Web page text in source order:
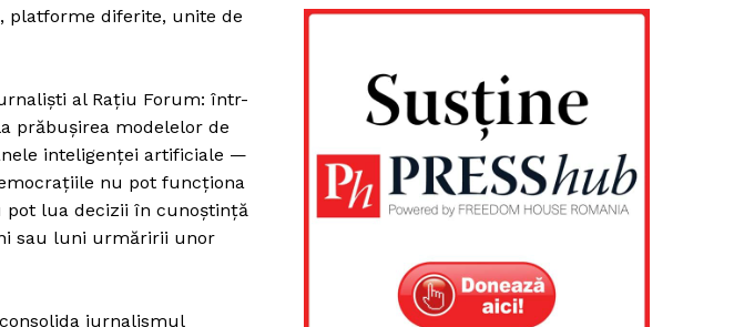
platforme diferite, unite de
al Rațiu Forum: într-
prăbușirea modelelor de
inteligenței artificiale —
nu pot funcționa
pot lua decizii în cunoștință
sau luni urmăririi unor
jurnalismul